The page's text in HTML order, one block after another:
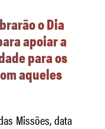
o Dia
apoiar a
para os
aqueles
Missões, data